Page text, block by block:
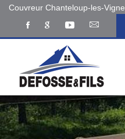
Couvreur Chanteloup-les-